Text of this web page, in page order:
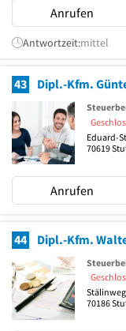
Anrufen
Antwortzeit:mittel
43
Eduard-
70619
Anrufen
44
70186